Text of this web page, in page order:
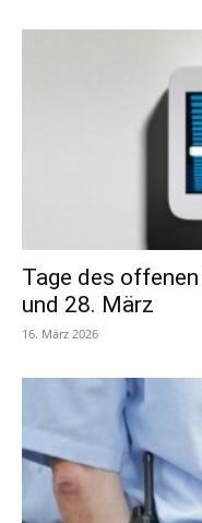
Tage des
und 28. März
16. März 2026